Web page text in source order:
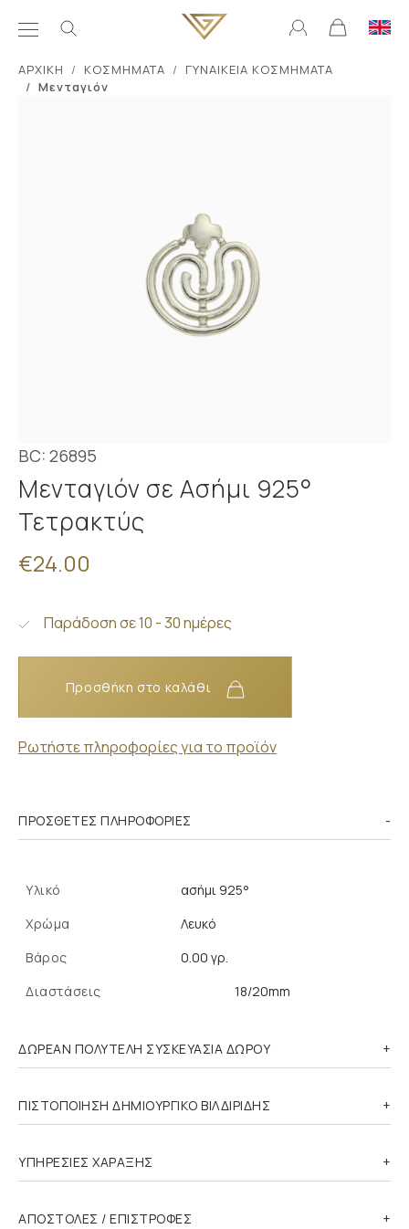
ΑΡΧΙΚΗ ΚΟΣΜΗΜΑΤΑ
ΓΥΝΑΙΚΕΙΑ ΚΟΣΜΗΜΑΤΑ
Μενταγιόν
BC: 26895
Μενταγιόν σε Ασήμι 925°
Τετρακτύς
€24.00
Παράδοση σε 10 - 30 ημέρες
Προσθήκη στο καλάθι
Ρωτήστε πληροφορίες για το προϊόν
ΠΡΌΣΘΕΤΕΣ ΠΛΗΡΟΦΟΡΊΕΣ
Υλικό
ασήμι 925°
Χρώμα
Λευκό
Βάρος
0.00 γρ.
Διαστάσεις
18/20mm
ΔΩΡΕΑΝ ΠΟΛΥΤΕΛΗ ΣΥΣΚΕΥΑΣΙΑ ΔΩΡΟΥ
ΠΙΣΤΟΠΟΙΗΣΗ ΔΗΜΙΟΥΡΓΙΚΟ ΒΙΛΔΙΡΙΔΗΣ
ΥΠΗΡΕΣΙΕΣ ΧΑΡΑΞΗΣ
ΑΠΟΣΤΟΛΕΣ / ΕΠΙΣΤΡΟΦΕΣ